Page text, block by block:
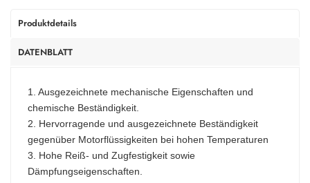
Produktdetails
DATENBLATT
1. Ausgezeichnete mechanische Eigenschaften und
chemische Beständigkeit.
2. Hervorragende und ausgezeichnete Beständigkeit
gegenüber Motorflüssigkeiten bei hohen Temperaturen
3. Hohe Reiß- und Zugfestigkeit sowie
Dämpfungseigenschaften.